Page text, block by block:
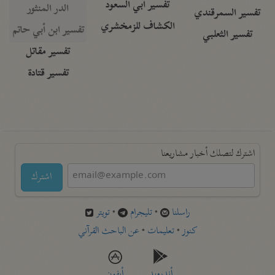
تفسير السمرقندي
تفسير الثعلبي
تفسير أبي السعود
الكشاف للزمخشري
الدر المنثور
تفسير ابن أبي حاتم
تفسير مقاتل
تفسير قتادة
اشترك لتصلك أخبار مشاريعنا
اشترك
راسلنا •تليجرام •تويتر
كنوز•تعليمات •عن الباحث القرآني